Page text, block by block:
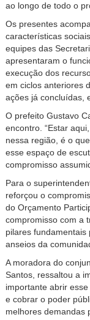
ao longo de todo o
Os presentes
características
equipes das
apresentaram o
execução dos
em ciclos anteriores
ações já concluídas,
O prefeito Gustavo
encontro. “Estar
nessa região, é o
esse espaço de
compromisso
Para o
reforçou o
do Orçamento
compromisso com a
pilares
anseios da
A moradora do
Santos, ressaltou a
importante abrir
e cobrar o poder
melhores demandas